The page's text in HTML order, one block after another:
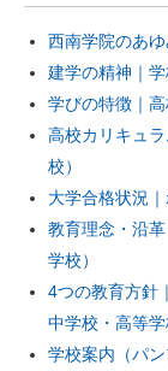
西南学院のあ
建学の精神｜
学びの特徴｜
高校カリキュ
校）
大学合格状況
教育理念・沿
学校）
4つの教育方針
中学校・高等学
学校案内（パ